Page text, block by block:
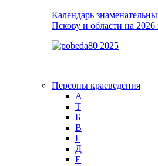
Календарь
Пскову и области на 2026
Персоны краеведения
А
T
Б
В
Г
Д
Е